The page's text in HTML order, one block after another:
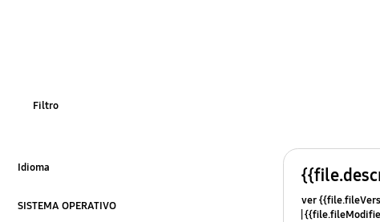
Filtro
Idioma
SISTEMA OPERATIVO ver